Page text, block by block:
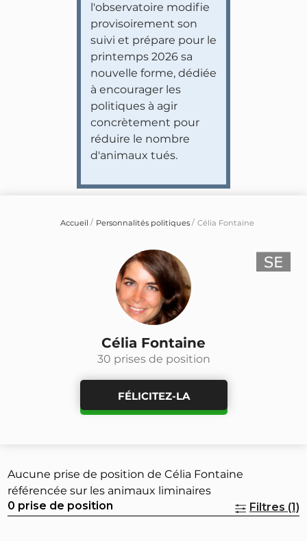
l'observatoire modifie
provisoirement son
suivi et prépare pour le
printemps 2026 sa
nouvelle forme, dédiée
à encourager les
politiques à agir
concrètement pour
réduire le nombre
d'animaux tués.
Accueil Personnalités politiques Célia Fontaine
Célia Fontaine
30 prises de position
FÉLICITEZ-LA
Aucune prise de position de Célia Fontaine
référencée sur les animaux liminaires
0 prise de position
Filtres (1)